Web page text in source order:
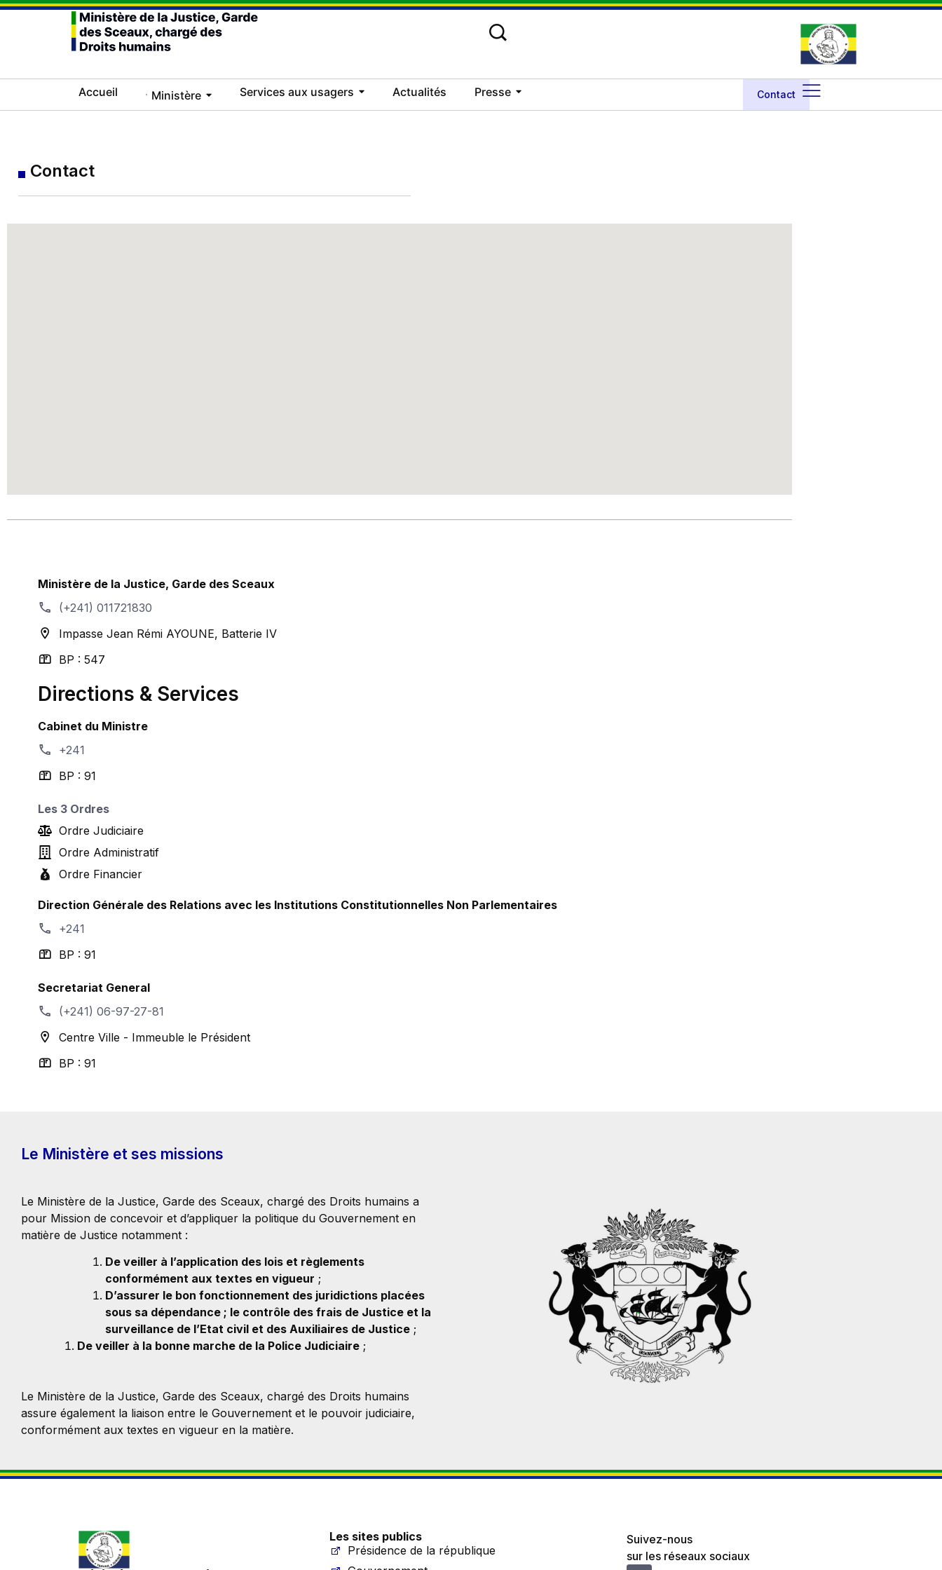
Accueil Ministère Services aux usagers Actualités Presse Contact
Contact
Ministère de la Justice, Garde des Sceaux
(+241) 011721830
Impasse Jean Rémi AYOUNE, Batterie IV
BP : 547
Directions & Services
Cabinet du Ministre
+241
BP : 91
Les 3 Ordres
Ordre Judiciaire
Ordre Administratif
Ordre Financier
Direction Générale des Relations avec les Institutions Constitutionnelles Non Parlementaires
+241
BP : 91
Secretariat General
(+241) 06-97-27-81
Centre Ville - Immeuble le Président
BP : 91
Le Ministère et ses missions
Le Ministère de la Justice, Garde des Sceaux, chargé des Droits humains a
pour Mission de concevoir et d’appliquer la politique du Gouvernement en
matière de Justice notamment :
De veiller à l’application des lois et règlements
conformément aux textes en vigueur ;
D’assurer le bon fonctionnement des juridictions placées
sous sa dépendance ; le contrôle des frais de Justice et la
surveillance de l’Etat civil et des Auxiliaires de Justice ;
De veiller à la bonne marche de la Police Judiciaire ;
Le Ministère de la Justice, Garde des Sceaux, chargé des Droits humains
assure également la liaison entre le Gouvernement et le pouvoir judiciaire,
conformément aux textes en vigueur en la matière.
Les sites publics
Présidence de la république
Suivez-nous
sur les réseaux sociaux